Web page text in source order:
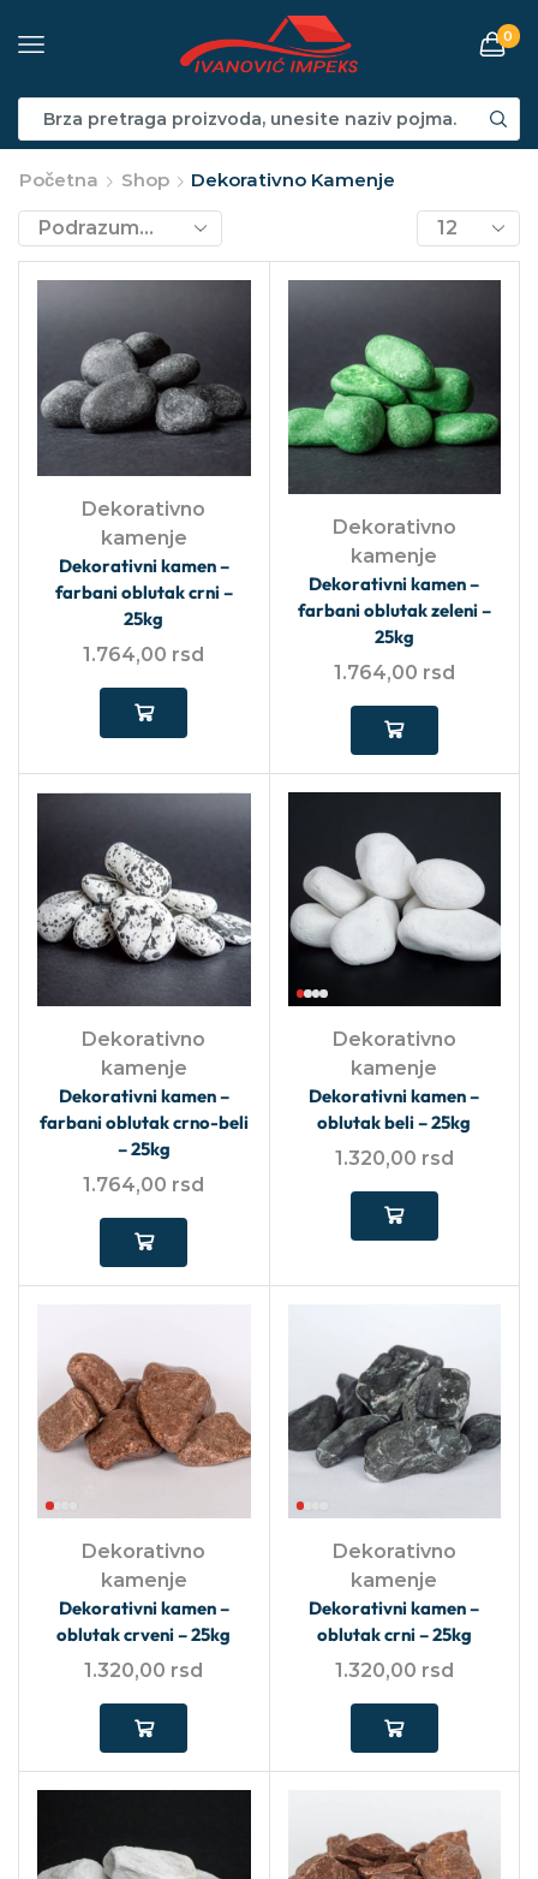
0
Početna Shop Dekorativno Kamenje
Dekorativno
kamenje
Dekorativni kamen –
farbani oblutak crni –
25kg
1.764,00 rsd
Dekorativno
kamenje
Dekorativni kamen –
farbani oblutak zeleni –
25kg
1.764,00 rsd
Dekorativno
kamenje
Dekorativni kamen –
farbani oblutak crno-beli
– 25kg
1.764,00 rsd
Dekorativno
kamenje
Dekorativni kamen –
oblutak beli – 25kg
1.320,00 rsd
Dekorativno
kamenje
Dekorativni kamen –
oblutak crveni – 25kg
1.320,00 rsd
Dekorativno
kamenje
Dekorativni kamen –
oblutak crni – 25kg
1.320,00 rsd